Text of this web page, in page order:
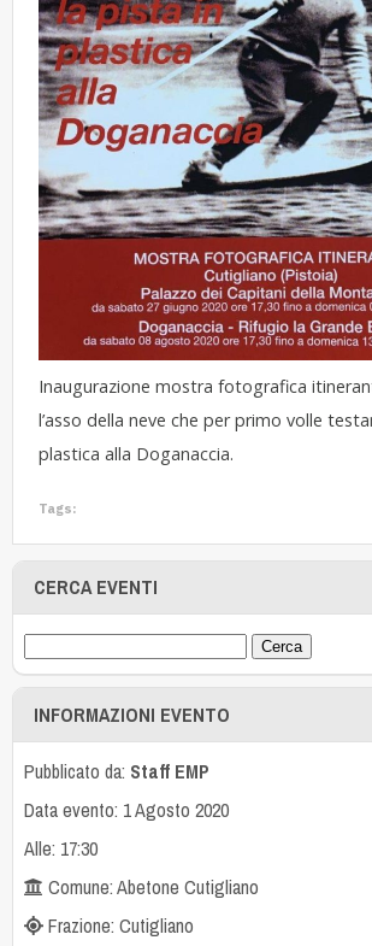
Inaugurazione mostra fotografica
l’asso della neve che per primo volle
plastica alla Doganaccia.
Tags:
CERCA EVENTI
INFORMAZIONI EVENTO
Pubblicato da: Staff EMP
Data evento: 1 Agosto 2020
Alle: 17:30
Comune: Abetone Cutigliano
Frazione: Cutigliano